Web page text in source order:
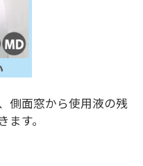
側面窓から使用液の残
す。